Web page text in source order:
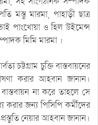
মস্তু মারমা, পাহাড়ী ছাত্র
পাংখোয়া ও হিল উইমেন্স
মিমি মারমা ।
চট্টগ্রাম চুক্তি বাস্তবায়নের
করার আহবান জানান।
না করে তাহলে সে
করার জন্য পিসিপি কর্মীদের
নেয়ার আহবান জানান।